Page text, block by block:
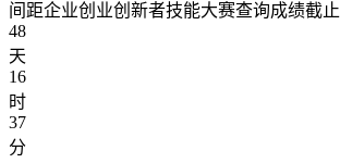
间距企业创业创新者技能大赛查询成绩截止
48
天
16
时
37
分